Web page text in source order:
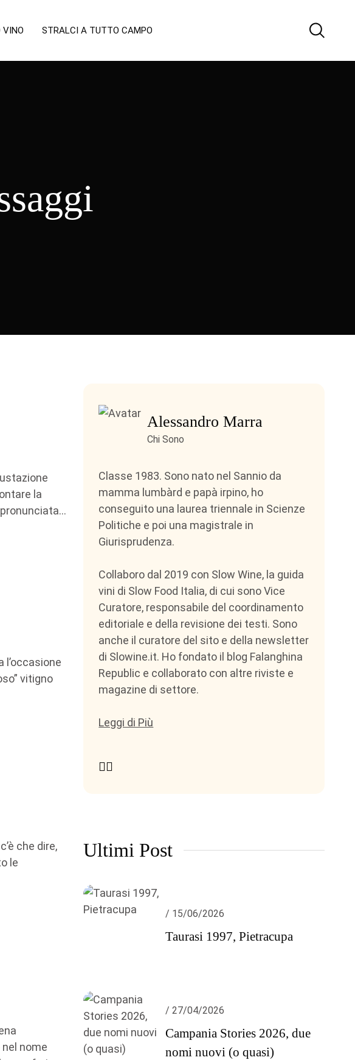
VINO STRALCI A TUTTO CAMPO
la
l’occasione
vitigno
che dire,
le
nome
Alessandro Marra
Chi Sono
Classe 1983. Sono nato nel Sannio da
mamma lumbàrd e papà irpino, ho
conseguito una laurea triennale in Scienze
Politiche e poi una magistrale in
Giurisprudenza.
Collaboro dal 2019 con Slow Wine, la guida
vini di Slow Food Italia, di cui sono Vice
Curatore, responsabile del coordinamento
editoriale e della revisione dei testi. Sono
anche il curatore del sito e della newsletter
di Slowine.it. Ho fondato il blog Falanghina
Republic e collaborato con altre riviste e
magazine di settore.
Leggi di Più
Ultimi Post
/ 15/06/2026
Taurasi 1997, Pietracupa
/ 27/04/2026
Campania Stories 2026, due
nomi nuovi (o quasi)